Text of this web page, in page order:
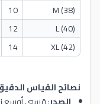
M (38)
10
L (40)
12
XL (42)
14
نصائح القياس